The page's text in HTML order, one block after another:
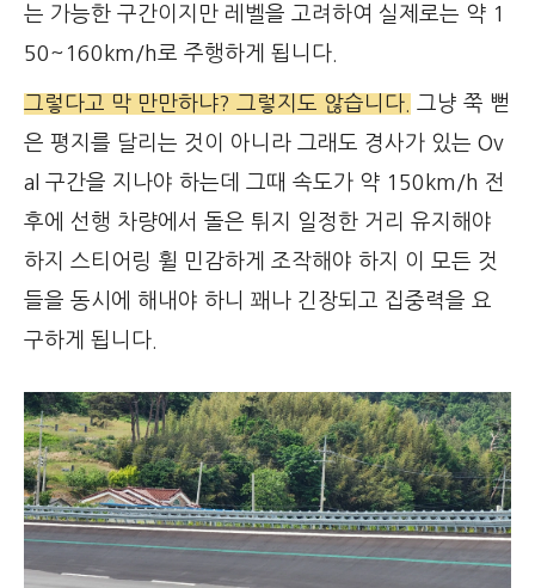
는 가능한 구간이지만 레벨을 고려하여 실제로는 약 1
50~160km/h로 주행하게 됩니다.
그렇다고 막 만만하냐? 그렇지도 않습니다. 그냥 쭉 뻗
은 평지를 달리는 것이 아니라 그래도 경사가 있는 Ov
al 구간을 지나야 하는데 그때 속도가 약 150km/h 전
후에 선행 차량에서 돌은 튀지 일정한 거리 유지해야
하지 스티어링 휠 민감하게 조작해야 하지 이 모든 것
들을 동시에 해내야 하니 꽤나 긴장되고 집중력을 요
구하게 됩니다.